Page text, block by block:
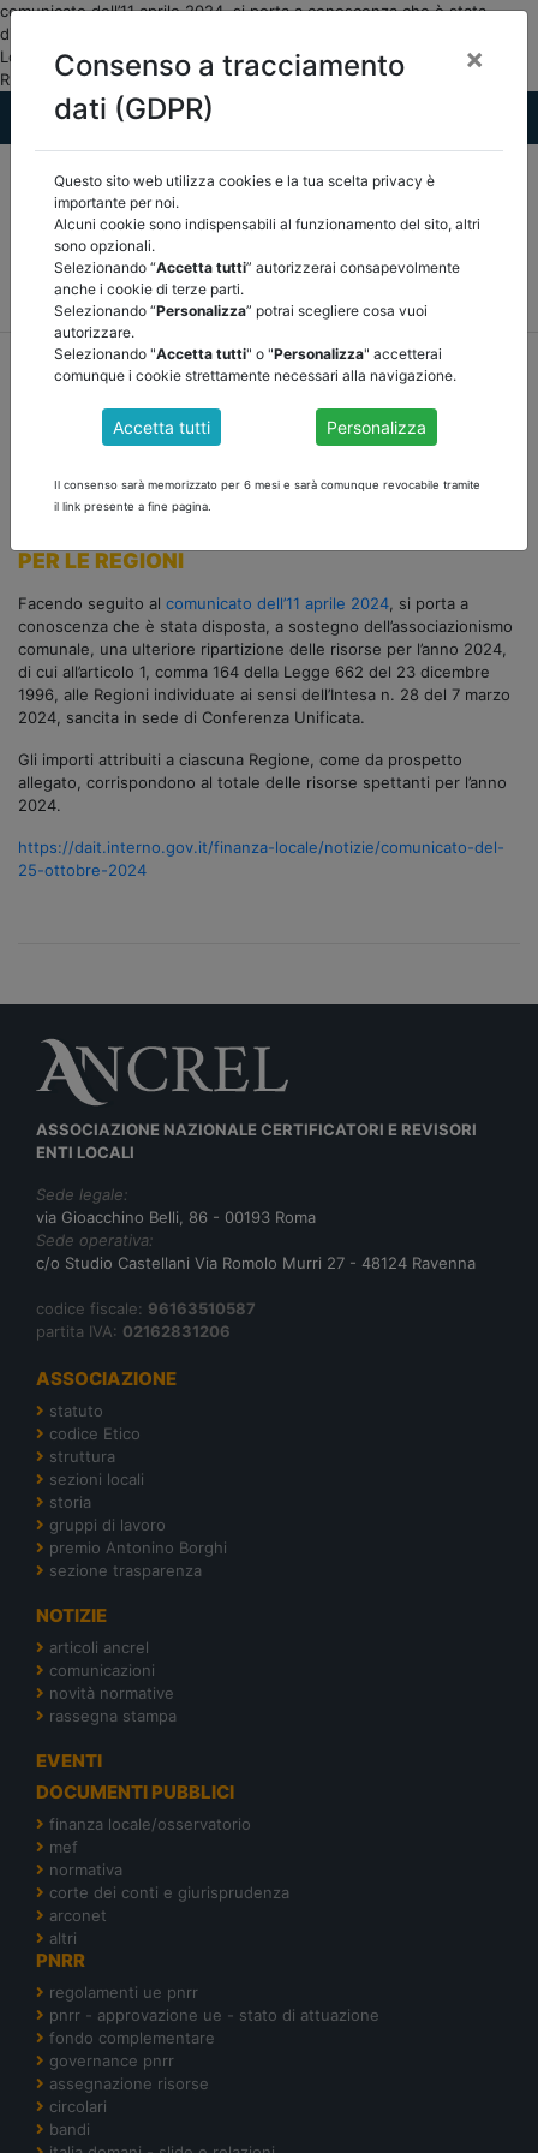
comunicato dell’11 aprile 2024, si porta a conoscenza che è stata
disposta, a sostegno dell’assoc... DOCUMENTI PUBBLICI Finanza
Locale/Osservatorio ASSOCIAZIONE NAZIONALE CERTIFICATORI E
REVISORI DEGLI ENTI LOCALI">
MEF FINANZA LOCALE/OSSERVATORIO
CORTE DEI CONTI E GIURISPRUDENZA
ARCONET
home documenti pubblici
finanza locale/osservatorio
/torna indietro
DOCUMENTI PUBBLICI
PER LE REGIONI
Facendo seguito al comunicato dell’11 aprile 2024 , si porta a
conoscenza che è stata disposta, a sostegno dell’associazionismo
comunale, una ulteriore ripartizione delle risorse per l’anno 2024,
di cui all’articolo 1, comma 164 della Legge 662 del 23 dicembre
1996, alle Regioni individuate ai sensi dell’Intesa n. 28 del 7 marzo
2024, sancita in sede di Conferenza Unificata.
Gli importi attribuiti a ciascuna Regione, come da prospetto
allegato, corrispondono al totale delle risorse spettanti per l’anno
2024.
https://dait.interno.gov.it/finanza-locale/notizie/comunicato-del-
25-ottobre-2024
ASSOCIAZIONE NAZIONALE CERTIFICATORI E REVISORI
ENTI LOCALI
Sede legale:
via Gioacchino Belli, 86 - 00193 Roma
Sede operativa:
c/o Studio Castellani Via Romolo Murri 27 - 48124 Ravenna
codice fiscale: 96163510587
partita IVA: 02162831206
ASSOCIAZIONE
statuto
codice Etico
struttura
sezioni locali
storia
gruppi di lavoro
premio Antonino Borghi
sezione trasparenza
NOTIZIE
articoli ancrel
comunicazioni
novità normative
rassegna stampa
EVENTI
DOCUMENTI PUBBLICI
finanza locale/osservatorio
mef
normativa
corte dei conti e giurisprudenza
arconet
altri
PNRR
regolamenti ue pnrr
pnrr - approvazione ue - stato di attuazione
fondo complementare
governance pnrr
assegnazione risorse
circolari
bandi
Consenso a tracciamento
dati (GDPR)
×
Questo sito web utilizza cookies e la tua scelta privacy è
importante per noi.
Alcuni cookie sono indispensabili al funzionamento del sito, altri
sono opzionali.
Selezionando “Accetta tutti” autorizzerai consapevolmente
anche i cookie di terze parti.
Selezionando “Personalizza” potrai scegliere cosa vuoi
autorizzare.
Selezionando "Accetta tutti" o "Personalizza" accetterai
comunque i cookie strettamente necessari alla navigazione.
Accetta tutti Personalizza
Il consenso sarà memorizzato per 6 mesi e sarà comunque revocabile tramite
il link presente a fine pagina.